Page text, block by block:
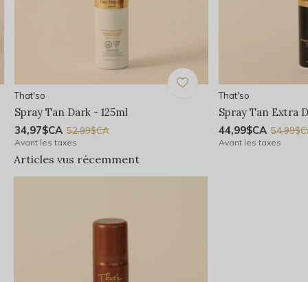
That'so
Spray Tan Dark - 125ml
34,97$CA 52,99$CA
Avant les taxes
That'so
Spray Tan Extra
44,99$CA
Avant les taxes
Articles vus récemment